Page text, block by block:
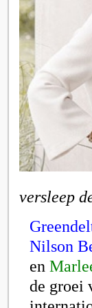
versleep
Nilson
en
de groei